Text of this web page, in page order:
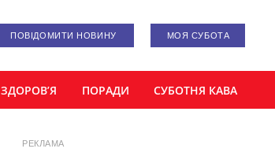
ПОВІДОМИТИ НОВИНУ МОЯ СУБОТА
ЗДОРОВ’Я ПОРАДИ СУБОТНЯ КАВА
РЕКЛАМА